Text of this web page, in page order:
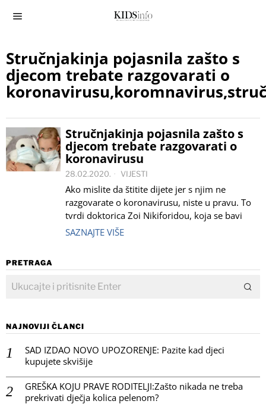
Stručnjakinja pojasnila zašto s
djecom trebate razgovarati o
Stručnjakinja pojasnila zašto s
djecom trebate razgovarati o
koronavirusu
28.02.2020. VIJESTI
Ako mislite da štitite dijete jer s njim ne
razgovarate o koronavirusu, niste u pravu. To
tvrdi doktorica Zoi Nikiforidou, koja se bavi
SAZNAJTE VIŠE
PRETRAGA
NAJNOVIJI ČLANCI
SAD IZDAO NOVO UPOZORENJE: Pazite kad djeci
kupujete skvišije
GREŠKA KOJU PRAVE RODITELJI:Zašto nikada ne treba
prekrivati dječja kolica pelenom?